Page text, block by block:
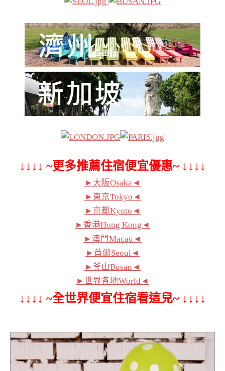
↓↓↓↓ ~更多推薦住宿便宜優惠~ ↓↓↓↓
►大阪Osaka◄
►東京Tokyo◄
►京都Kyoto◄
►香港Hong Kong◄
►澳門Macau◄
►首爾Seoul◄
►釜山Busan◄
►世界各地World◄
↓↓↓↓ ~全世界便宜住宿看這兒~ ↓↓↓↓